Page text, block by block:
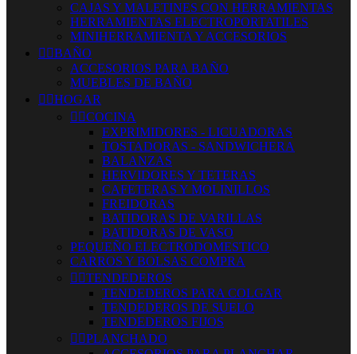
CAJAS Y MALETINES CON HERRAMIENTAS
HERRAMIENTAS ELECTROPORTATILES
MINIHERRAMIENTA Y ACCESORIOS
 BAÑO
ACCESORIOS PARA BAÑO
MUEBLES DE BAÑO
 HOGAR
 COCINA
EXPRIMIDORES - LICUADORAS
TOSTADORAS - SANDWICHERA
BALANZAS
HERVIDORES Y TETERAS
CAFETERAS Y MOLINILLOS
FREIDORAS
BATIDORAS DE VARILLAS
BATIDORAS DE VASO
PEQUEÑO ELECTRODOMESTICO
CARROS Y BOLSAS COMPRA
 TENDEDEROS
TENDEDEROS PARA COLGAR
TENDEDEROS DE SUELO
TENDEDEROS FIJOS
 PLANCHADO